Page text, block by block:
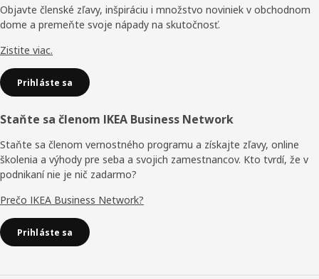
stránky
Objavte členské zľavy, inšpiráciu i množstvo noviniek v obchodnom
dome a premeňte svoje nápady na skutočnosť.
Zistite viac.
Prihláste sa
Staňte sa členom IKEA Business Network
Staňte sa členom vernostného programu a získajte zľavy, online
školenia a výhody pre seba a svojich zamestnancov. Kto tvrdí, že v
podnikaní nie je nič zadarmo?
Prečo IKEA Business Network?
Prihláste sa